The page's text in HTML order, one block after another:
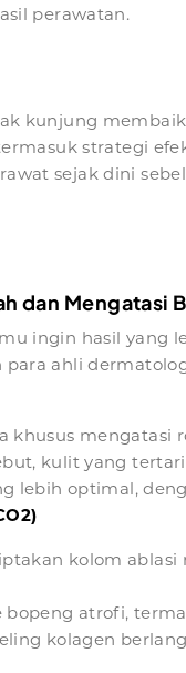
perawatan.
kunjung
strategi
sejak dini
dan Mengatasi
ingin hasil yang
ahli
khusus
kulit yang
lebih optimal,
kolom
atrofi,
kolagen